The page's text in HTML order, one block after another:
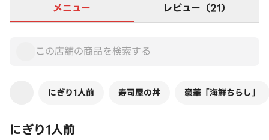
メニュー レビュー（21）
にぎり1人前 寿司屋の丼 豪華「海鮮ちらし」
にぎり1人前